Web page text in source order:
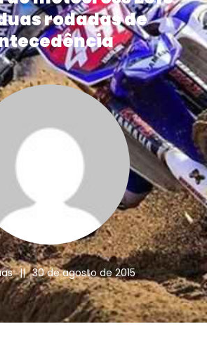
rodadas de
|| 30 de agosto de 2015